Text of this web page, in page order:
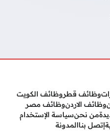
وظائف قطروظائف الكويت
وظائف الاردنوظائف مصر
من نحنسياسة الإستخدام
إتصل بناالمدونة